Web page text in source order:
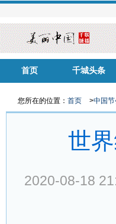
首页 千城头条
您所在的位置： 首页 >中国
世
2020-08-18